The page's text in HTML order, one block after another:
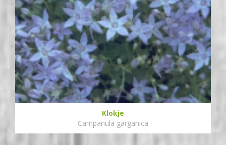
Klokje
Campanula garganica